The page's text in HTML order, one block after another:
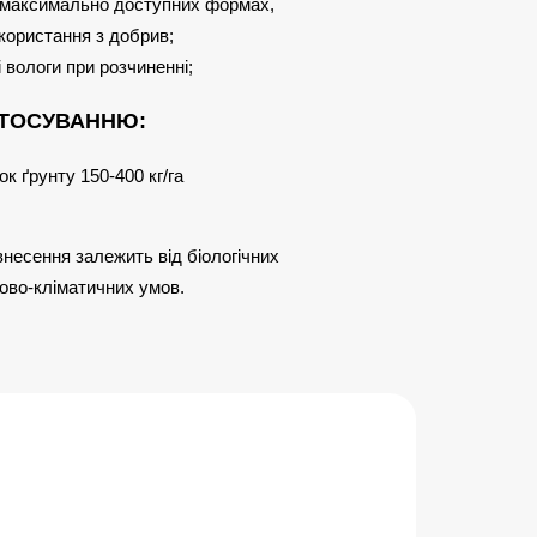
з добрив;
вологи при розчиненні;
ґрунту 150-400 кг/га
залежить від біологічних
кліматичних умов.